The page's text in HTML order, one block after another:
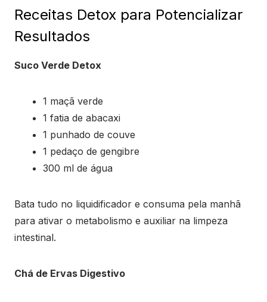
Receitas Detox para Potencializar
Resultados
Suco Verde Detox
1 maçã verde
1 fatia de abacaxi
1 punhado de couve
1 pedaço de gengibre
300 ml de água
Bata tudo no liquidificador e consuma pela manhã
para ativar o metabolismo e auxiliar na limpeza
intestinal.
Chá de Ervas Digestivo